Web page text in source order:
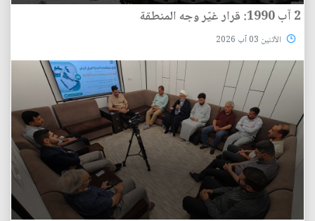
2 آب 1990: قرار غيّر وجه المنطقة
الأثنين 03 آب 2026